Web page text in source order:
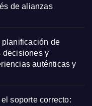
de alianzas
planificación de
decisiones y
auténticas y
soporte correcto: